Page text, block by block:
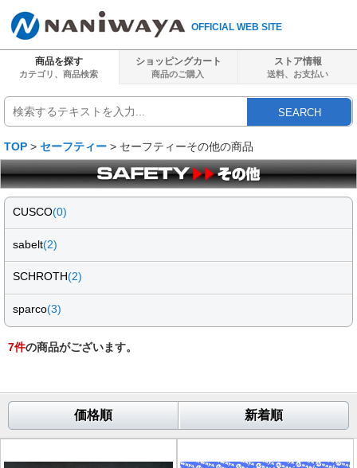
OFFICIAL WEB SITE
商品を探す
カテゴリ、商品検索
ショッピングカート
商品のご購入
ストア情報
送料、 お支払い
SEARCH
TOP > セーフティー > セーフティーその他の商品
CUSCO(0)
sabelt(2)
SCHROTH(2)
sparco(3)
7件の商品がございます。
価格順 新着順